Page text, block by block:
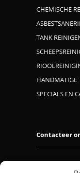
CHEMISCHE
TANK
HANDMATIGE
SPECIALS EN
Contacteer